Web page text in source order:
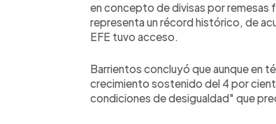
en concepto de divisas por remesas
representa un récord histórico, de
EFE tuvo acceso.
Barrientos concluyó que aunque en
crecimiento sostenido del 4 por
condiciones de desigualdad" que